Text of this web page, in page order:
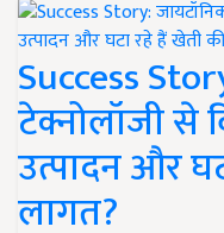
Success
टेक्नोलॉजी से
उत्पादन और
लागत?